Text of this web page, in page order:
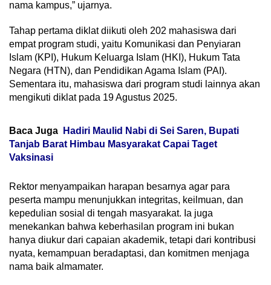
nama kampus,” ujarnya.
Tahap pertama diklat diikuti oleh 202 mahasiswa dari
empat program studi, yaitu Komunikasi dan Penyiaran
Islam (KPI), Hukum Keluarga Islam (HKI), Hukum Tata
Negara (HTN), dan Pendidikan Agama Islam (PAI).
Sementara itu, mahasiswa dari program studi lainnya akan
mengikuti diklat pada 19 Agustus 2025.
Baca Juga
Hadiri Maulid Nabi di Sei Saren, Bupati
Tanjab Barat Himbau Masyarakat Capai Taget
Vaksinasi
Rektor menyampaikan harapan besarnya agar para
peserta mampu menunjukkan integritas, keilmuan, dan
kepedulian sosial di tengah masyarakat. Ia juga
menekankan bahwa keberhasilan program ini bukan
hanya diukur dari capaian akademik, tetapi dari kontribusi
nyata, kemampuan beradaptasi, dan komitmen menjaga
nama baik almamater.